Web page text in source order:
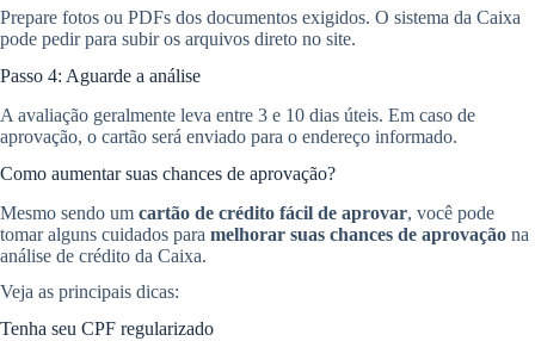
Prepare fotos ou PDFs dos documentos exigidos. O sistema da Caixa
pode pedir para subir os arquivos direto no site.
Passo 4: Aguarde a análise
A avaliação geralmente leva entre 3 e 10 dias úteis. Em caso de
aprovação, o cartão será enviado para o endereço informado.
Como aumentar suas chances de aprovação?
Mesmo sendo um cartão de crédito fácil de aprovar, você pode
tomar alguns cuidados para melhorar suas chances de aprovação na
análise de crédito da Caixa.
Veja as principais dicas:
Tenha seu CPF regularizado